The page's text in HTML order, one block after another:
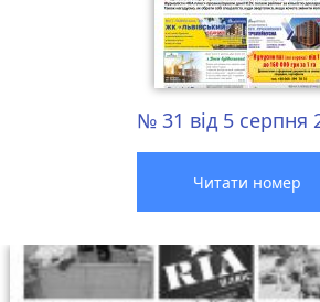
№ 31 від 5 серпня
Читати номер